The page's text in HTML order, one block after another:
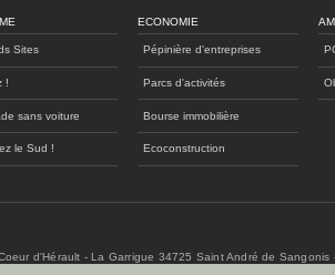
Sites
!
sans voiture
le Sud !
ECONOMIE
Pépinière d'entreprises
Parcs d'activités
Bourse immobilière
Ecoconstruction
d'Hérault - La Garrigue 34725 Saint André de